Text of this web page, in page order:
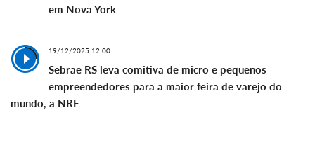
em Nova York
19/12/2025 12:00
Sebrae RS leva comitiva de micro e pequenos
empreendedores para a maior feira de varejo do
mundo, a NRF